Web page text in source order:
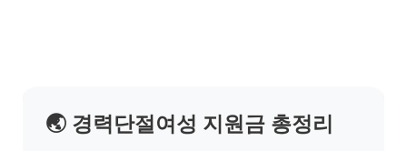
🌏 경력단절여성 지원금 총정리